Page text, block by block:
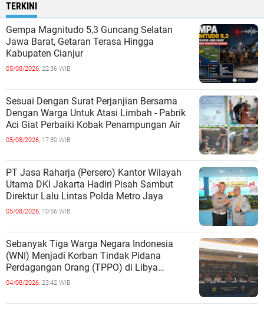
TERKINI
Gempa Magnitudo 5,3 Guncang Selatan
Jawa Barat, Getaran Terasa Hingga
Kabupaten Cianjur
05/08/2026, 22:36 WIB
Sesuai Dengan Surat Perjanjian Bersama
Dengan Warga Untuk Atasi Limbah - Pabrik
Aci Giat Perbaiki Kobak Penampungan Air
05/08/2026, 17:30 WIB
PT Jasa Raharja (Persero) Kantor Wilayah
Utama DKI Jakarta Hadiri Pisah Sambut
Direktur Lalu Lintas Polda Metro Jaya
05/08/2026, 10:56 WIB
Sebanyak Tiga Warga Negara Indonesia
(WNI) Menjadi Korban Tindak Pidana
Perdagangan Orang (TPPO) di Libya
Berhasil Dipulangkan Ke - Indonesia. Mereka
04/08/2026, 23:42 WIB